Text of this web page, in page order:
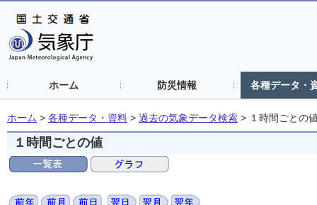
ホーム 防災情報 各種データ・
ホーム > 各種データ・資料 > 過去の気象データ検索 > １時間ごとの
１時間ごとの値